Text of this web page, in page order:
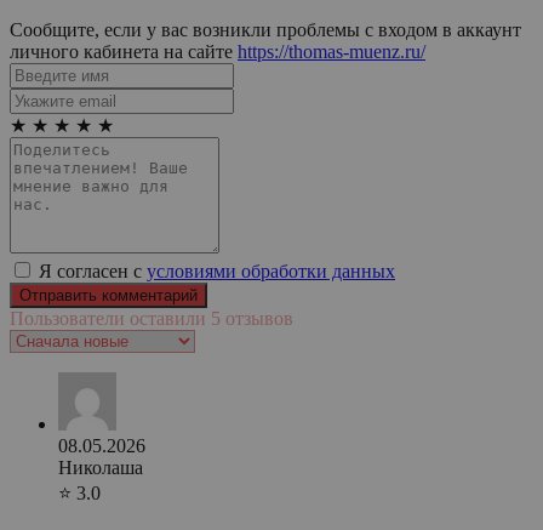
Сообщите, если у вас возникли проблемы с входом в аккаунт
личного кабинета на сайте https://thomas-muenz.ru/
★ ★ ★ ★ ★
Я согласен с условиями обработки данных
Пользователи оставили 5 отзывов
08.05.2026
Николаша
⭐ 3.0